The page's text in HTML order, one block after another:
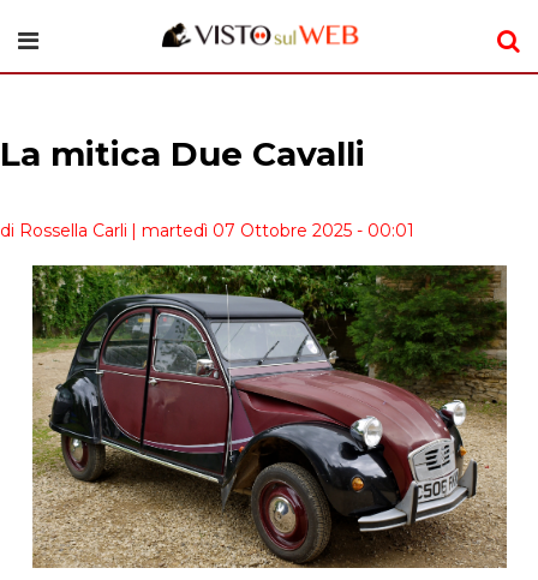
La mitica Due Cavalli
di Rossella Carli | martedì 07 Ottobre 2025 - 00:01